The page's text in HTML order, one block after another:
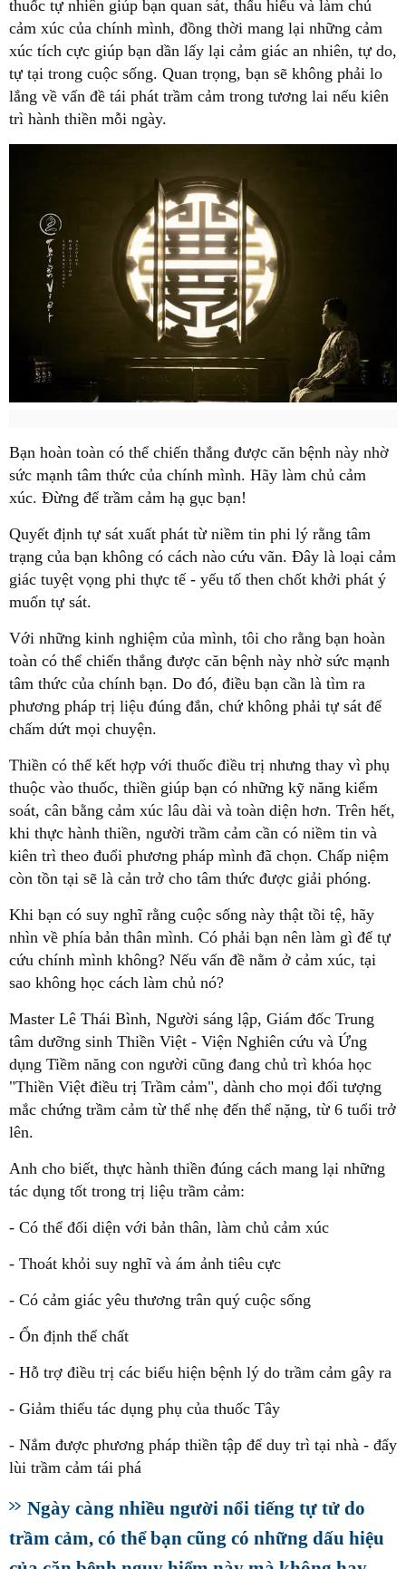
thuốc tự nhiên giúp bạn quan sát, thấu hiểu và làm chủ
cảm xúc của chính mình, đồng thời mang lại những cảm
xúc tích cực giúp bạn dần lấy lại cảm giác an nhiên, tự do,
tự tại trong cuộc sống. Quan trọng, bạn sẽ không phải lo
lắng về vấn đề tái phát trầm cảm trong tương lai nếu kiên
trì hành thiền mỗi ngày.
Bạn hoàn toàn có thể chiến thắng được căn bệnh này nhờ
sức mạnh tâm thức của chính mình. Hãy làm chủ cảm
xúc. Đừng để trầm cảm hạ gục bạn!
Quyết định tự sát xuất phát từ niềm tin phi lý rằng tâm
trạng của bạn không có cách nào cứu vãn. Đây là loại cảm
giác tuyệt vọng phi thực tế - yếu tố then chốt khởi phát ý
muốn tự sát.
Với những kinh nghiệm của mình, tôi cho rằng bạn hoàn
toàn có thể chiến thắng được căn bệnh này nhờ sức mạnh
tâm thức của chính bạn. Do đó, điều bạn cần là tìm ra
phương pháp trị liệu đúng đắn, chứ không phải tự sát để
chấm dứt mọi chuyện.
Thiền có thể kết hợp với thuốc điều trị nhưng thay vì phụ
thuộc vào thuốc, thiền giúp bạn có những kỹ năng kiểm
soát, cân bằng cảm xúc lâu dài và toàn diện hơn. Trên hết,
khi thực hành thiền, người trầm cảm cần có niềm tin và
kiên trì theo đuổi phương pháp mình đã chọn. Chấp niệm
còn tồn tại sẽ là cản trở cho tâm thức được giải phóng.
Khi bạn có suy nghĩ rằng cuộc sống này thật tồi tệ, hãy
nhìn về phía bản thân mình. Có phải bạn nên làm gì để tự
cứu chính mình không? Nếu vấn đề nằm ở cảm xúc, tại
sao không học cách làm chủ nó?
Master Lê Thái Bình, Người sáng lập, Giám đốc Trung
tâm dưỡng sinh Thiền Việt - Viện Nghiên cứu và Ứng
dụng Tiềm năng con người cũng đang chủ trì khóa học
"Thiền Việt điều trị Trầm cảm", dành cho mọi đối tượng
mắc chứng trầm cảm từ thể nhẹ đến thể nặng, từ 6 tuổi trở
lên.
Anh cho biết, thực hành thiền đúng cách mang lại những
tác dụng tốt trong trị liệu trầm cảm:
- Có thể đối diện với bản thân, làm chủ cảm xúc
- Thoát khỏi suy nghĩ và ám ảnh tiêu cực
- Có cảm giác yêu thương trân quý cuộc sống
- Ổn định thể chất
- Hỗ trợ điều trị các biểu hiện bệnh lý do trầm cảm gây ra
- Giảm thiểu tác dụng phụ của thuốc Tây
- Nắm được phương pháp thiền tập để duy trì tại nhà - đẩy
lùi trầm cảm tái phá
Ngày càng nhiều người nổi tiếng tự tử do
trầm cảm, có thể bạn cũng có những dấu hiệu